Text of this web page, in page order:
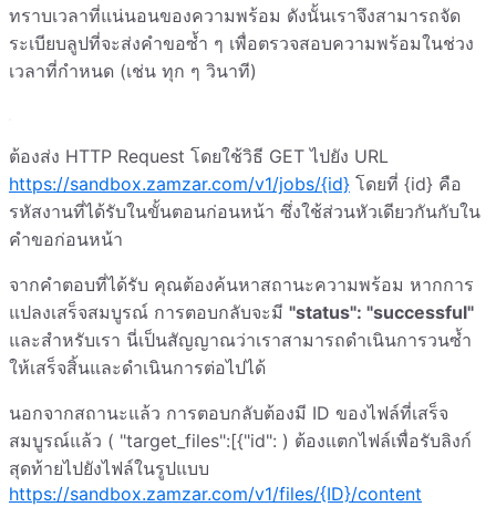
ทราบเวลาที่แน่นอนของความพร้อม ดังนั้นเราจึงสามารถจัด
ระเบียบลูปที่จะส่งคำขอซ้ำ ๆ เพื่อตรวจสอบความพร้อมในช่วง
เวลาที่กำหนด (เช่น ทุก ๆ วินาที)
ต้องส่ง HTTP Request โดยใช้วิธี GET ไปยัง URL
https://sandbox.zamzar.com/v1/jobs/{id} โดยที่ {id} คือ
รหัสงานที่ได้รับในขั้นตอนก่อนหน้า ซึ่งใช้ส่วนหัวเดียวกันกับใน
คำขอก่อนหน้า
จากคำตอบที่ได้รับ คุณต้องค้นหาสถานะความพร้อม หากการ
แปลงเสร็จสมบูรณ์ การตอบกลับจะมี "status": "successful"
และสำหรับเรา นี่เป็นสัญญาณว่าเราสามารถดำเนินการวนซ้ำ
ให้เสร็จสิ้นและดำเนินการต่อไปได้
นอกจากสถานะแล้ว การตอบกลับต้องมี ID ของไฟล์ที่เสร็จ
สมบูรณ์แล้ว ( "target_files":[{"id": ) ต้องแตกไฟล์เพื่อรับลิงก์
สุดท้ายไปยังไฟล์ในรูปแบบ
https://sandbox.zamzar.com/v1/files/{ID}/content